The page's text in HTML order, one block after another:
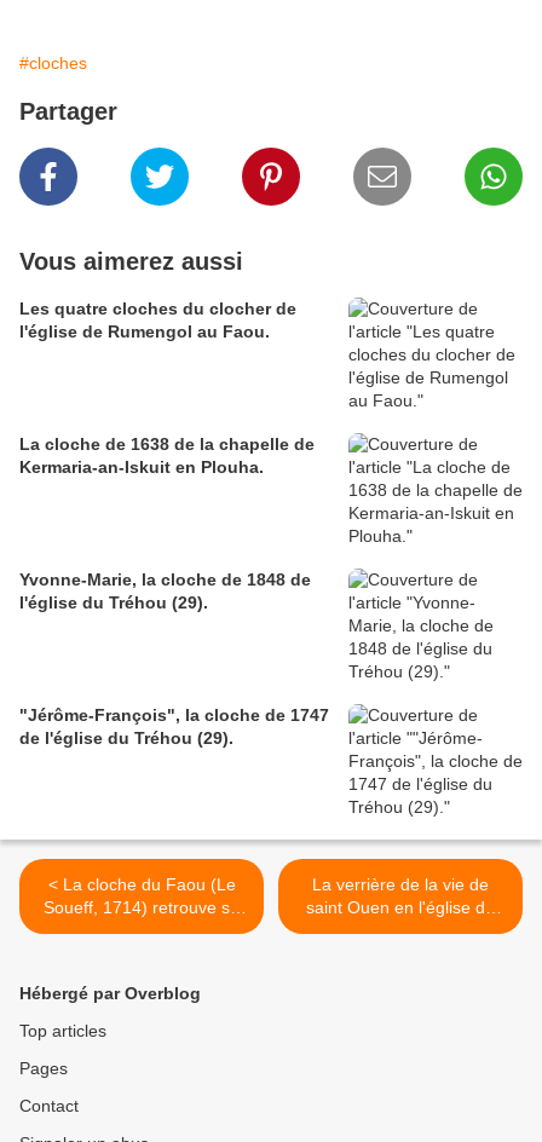
#cloches
Partager
Vous aimerez aussi
Les quatre cloches du clocher de
l'église de Rumengol au Faou.
La cloche de 1638 de la chapelle de
Kermaria-an-Iskuit en Plouha.
Yvonne-Marie, la cloche de 1848 de
l'église du Tréhou (29).
"Jérôme-François", la cloche de 1747
de l'église du Tréhou (29).
< La cloche du Faou (Le
Soueff, 1714) retrouve sa
sœur aînée de la
La verrière de la vie de
saint Ouen en l'église de
Pont-Audemer. >
Hébergé par Overblog
Top articles
Pages
Contact